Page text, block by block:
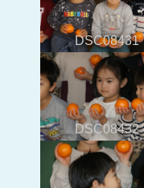
DSC08431
DSC08432